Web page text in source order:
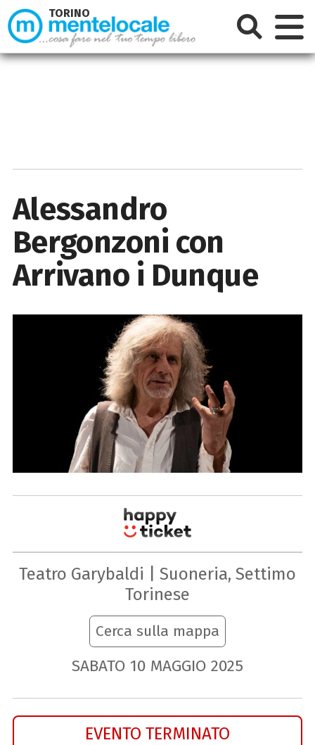
Alessandro
Bergonzoni con
Arrivano i Dunque
Teatro Garybaldi | Suoneria, Settimo
Torinese
Cerca sulla mappa
SABATO 10 MAGGIO 2025
EVENTO TERMINATO
TORINO